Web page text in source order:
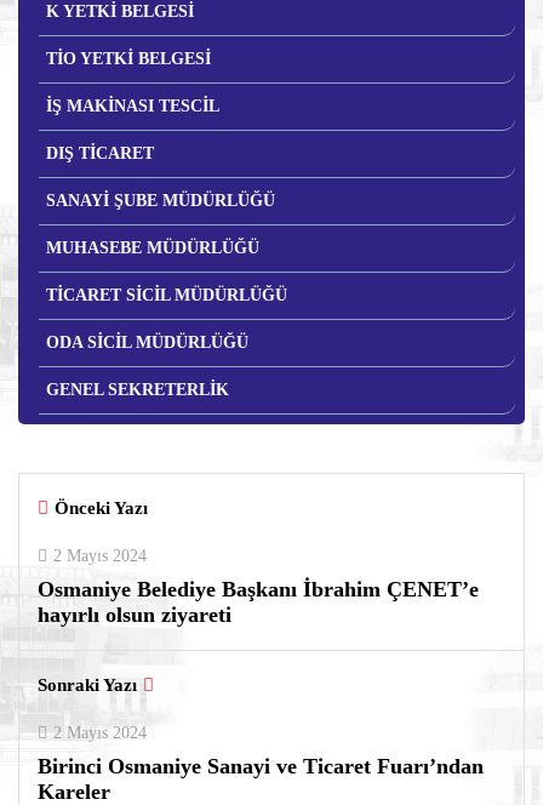
K YETKİ BELGESİ
TİO YETKİ BELGESİ
İŞ MAKİNASI TESCİL
DIŞ TİCARET
SANAYİ ŞUBE MÜDÜRLÜĞÜ
MUHASEBE MÜDÜRLÜĞÜ
TİCARET SİCİL MÜDÜRLÜĞÜ
ODA SİCİL MÜDÜRLÜĞÜ
GENEL SEKRETERLİK
Önceki Yazı
2 Mayıs 2024
Osmaniye Belediye Başkanı İbrahim ÇENET’e
hayırlı olsun ziyareti
Sonraki Yazı
2 Mayıs 2024
Birinci Osmaniye Sanayi ve Ticaret Fuarı’ndan
Kareler